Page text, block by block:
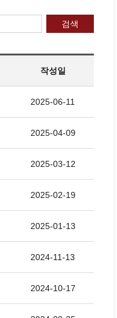
검색
작성일
2025-06-11
2025-04-09
2025-03-12
2025-02-19
2025-01-13
2024-11-13
2024-10-17